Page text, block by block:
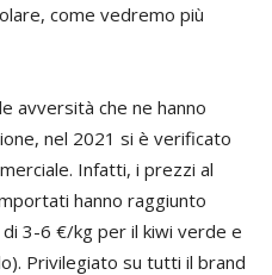
come vedremo più
avversità che ne hanno
nel 2021 si è verificato
Infatti, i prezzi al
hanno raggiunto
3-6 €/kg per il kiwi verde e
Privilegiato su tutti il brand